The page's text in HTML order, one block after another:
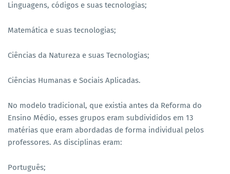
Linguagens, códigos e suas tecnologias;
Matemática e suas tecnologias;
Ciências da Natureza e suas Tecnologias;
Ciências Humanas e Sociais Aplicadas.
No modelo tradicional, que existia antes da Reforma do
Ensino Médio, esses grupos eram subdivididos em 13
matérias que eram abordadas de forma individual pelos
professores. As disciplinas eram:
Português;